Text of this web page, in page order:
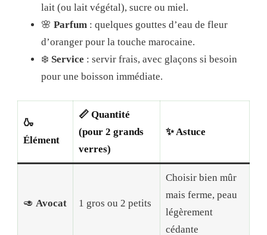
lait (ou lait végétal), sucre ou miel.
🌸 Parfum : quelques gouttes d’eau de fleur
d’oranger pour la touche marocaine.
❄️ Service : servir frais, avec glaçons si besoin
pour une boisson immédiate.
🍶
Élément
📏 Quantité
(pour 2 grands
verres)
✨ Astuce
🥑 Avocat 1 gros ou 2 petits
Choisir bien mûr
mais ferme, peau
légèrement
cédante